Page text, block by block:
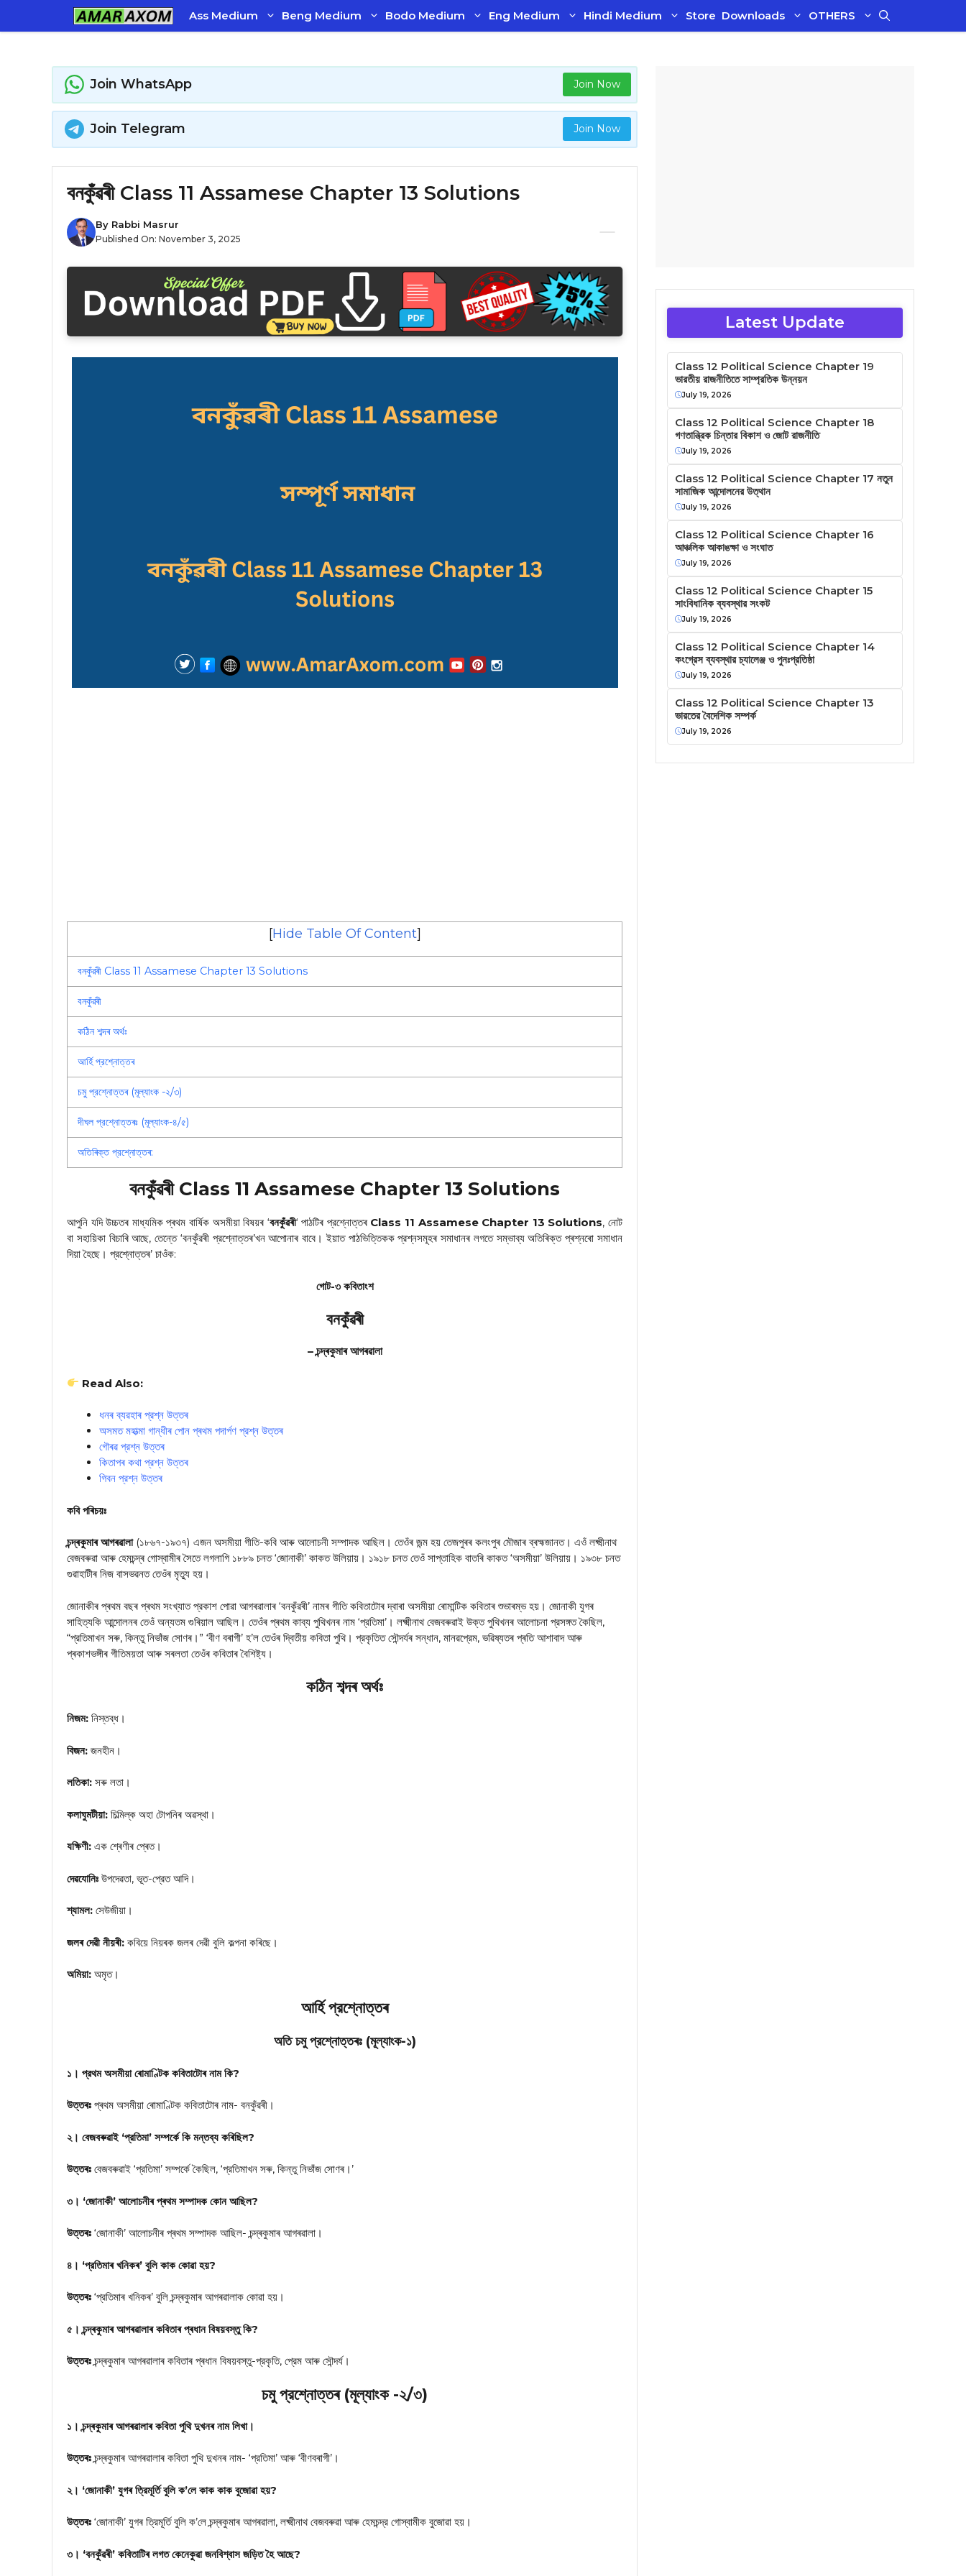
Ass Medium Beng Medium Bodo Medium Eng Medium Hindi Medium Store Downloads OTHERS
Join WhatsApp Join Now
Join Telegram Join Now
বনকুঁৱৰী Class 11 Assamese Chapter 13 Solutions
By Rabbi Masrur
Published On: November 3, 2025
[Hide Table Of Content]
বনকুঁৱৰী Class 11 Assamese Chapter 13 Solutions
বনকুঁৱৰী
কঠিন শব্দৰ অৰ্থঃ
আৰ্হি প্রশ্নোত্তৰ
চমু প্রশ্নোত্তৰ (মূল্যাংক -২/৩)
দীঘল প্রশ্নোত্তৰঃ (মূল্যাংক-৪/৫)
অতিৰিক্ত প্রশ্নোত্তৰ:
বনকুঁৱৰী Class 11 Assamese Chapter 13 Solutions
আপুনি যদি উচ্চতৰ মাধ্যমিক প্ৰথম বাৰ্ষিক অসমীয়া বিষয়ৰ ‘বনকুঁৱৰী‘ পাঠটিৰ প্রশ্নোত্তৰ Class 11 Assamese Chapter 13 Solutions, নোট
বা সহায়িকা বিচাৰি আছে, তেন্তে ‘বনকুঁৱৰী প্রশ্নোত্তৰ’খন আপোনাৰ বাবে। ইয়াত পাঠভিত্তিকক প্রশ্নসমূহৰ সমাধানৰ লগতে সম্ভাব্য অতিৰিক্ত প্ৰশ্নৰো সমাধান
দিয়া হৈছে। প্রশ্নোত্তৰ’ চাওঁক:
গোট-৩ কবিতাংশ
বনকুঁৱৰী
– চন্দ্ৰকুমাৰ আগৰৱালা
Read Also:
ধনৰ ব্যৱহাৰ প্রশ্ন উত্তৰ
অসমত মহাত্মা গান্ধীৰ পোন প্ৰথম পদাৰ্পণ প্রশ্ন উত্তৰ
গৌৰৱ প্রশ্ন উত্তৰ
কিতাপৰ কথা প্রশ্ন উত্তৰ
গিবন প্রশ্ন উত্তৰ
কবি পৰিচয়ঃ
চন্দ্ৰকুমাৰ আগৰৱালা(১৮৬৭-১৯৩৭) এজন অসমীয়া গীতি-কবি আৰু আলোচনী সম্পাদক আছিল। তেওঁৰ জন্ম হয় তেজপুৰৰ কলংপুৰ মৌজাৰ ব্ৰহ্মজানত। এওঁ লক্ষ্মীনাথ
বেজবৰুৱা আৰু হেমচন্দ্ৰ গোস্বামীৰ সৈতে লগলাগি ১৮৮৯ চনত ‘জোনাকী’ কাকত উলিয়ায়। ১৯১৮ চনত তেওঁ সাপ্তাহিক বাতৰি কাকত ‘অসমীয়া’ উলিয়ায়। ১৯৩৮ চনত
গুৱাহাটীৰ নিজ বাসভৱনত তেওঁৰ মৃত্যু হয়।
জোনাকীৰ প্ৰথম বছৰ প্ৰথম সংখ্যাত প্রকাশ পোৱা আগৰৱালাৰ ‘বনকুঁৱৰী’ নামৰ গীতি কবিতাটোৰ দ্বাৰা অসমীয়া ৰোমান্টিক কবিতাৰ শুভাৰম্ভ হয়। জোনাকী যুগৰ
সাহিত্যকি আন্দোলনৰ তেওঁ অন্যতম গুৰিয়াল আছিল। তেওঁৰ প্ৰথম কাব্য পুথিখনৰ নাম ‘প্রতিমা’। লক্ষ্মীনাথ বেজবৰুৱাই উক্ত পুথিখনৰ আলোচনা প্রসঙ্গত কৈছিল,
“প্রতিমাখন সৰু, কিন্তু নিভাঁজ সোণৰ।” ‘বীণ বৰাগী’ হ’ল তেওঁৰ দ্বিতীয় কবিতা পুথি। প্রকৃতিত সৌন্দৰ্যৰ সন্ধান, মানৱপ্রেম, ভৱিষ্যতৰ প্ৰতি আশাবাদ আৰু
প্ৰকাশভঙ্গীৰ গীতিময়তা আৰু সৰলতা তেওঁৰ কবিতাৰ বৈশিষ্ট্য।
কঠিন শব্দৰ অৰ্থঃ
নিজম: নিস্তব্ধ।
বিজন: জনহীন।
লতিকা: সৰু লতা।
কলাঘুমটীয়া: চিল্মিল্ক অহা টোপনিৰ অৱস্থা।
যক্ষিণী: এক শ্ৰেণীৰ প্ৰেত।
দেৱযোনিঃ উপদেৱতা, ভূত-প্রেত আদি।
শ্যামল: সেউজীয়া।
জলৰ দেৱী নীয়ৰী: কবিয়ে নিয়ৰক জলৰ দেৱী বুলি কল্পনা কৰিছে।
অমিয়া: অমৃত।
আৰ্হি প্রশ্নোত্তৰ
অতি চমু প্রশ্নোত্তৰঃ (মূল্যাংক-১)
১। প্রথম অসমীয়া ৰোমাণ্টিক কবিতাটোৰ নাম কি?
উত্তৰঃ প্ৰথম অসমীয়া ৰোমাণ্টিক কবিতাটোৰ নাম- বনকুঁৱৰী।
২। বেজবৰুৱাই ‘প্রতিমা’ সম্পর্কে কি মন্তব্য কৰিছিল?
উত্তৰঃ বেজবৰুৱাই ‘প্রতিমা’ সম্পর্কে কৈছিল, ‘প্রতিমাখন সৰু, কিন্তু নিভাঁজ সোণৰ।’
৩। ‘জোনাকী’ আলোচনীৰ প্ৰথম সম্পাদক কোন আছিল?
উত্তৰঃ ‘জোনাকী’ আলোচনীৰ প্ৰথম সম্পাদক আছিল- চন্দ্ৰকুমাৰ আগৰৱালা।
৪। ‘প্রতিমাৰ খনিকৰ’ বুলি কাক কোৱা হয়?
উত্তৰঃ ‘প্রতিমাৰ খনিকৰ’ বুলি চন্দ্ৰকুমাৰ আগৰৱালাক কোৱা হয়।
৫। চন্দ্ৰকুমাৰ আগৰৱালাৰ কবিতাৰ প্ৰধান বিষয়বস্তু কি?
উত্তৰঃচন্দ্ৰকুমাৰ আগৰৱালাৰ কবিতাৰ প্ৰধান বিষয়বস্তু-প্রকৃতি, প্রেম আৰু সৌন্দর্য।
চমু প্রশ্নোত্তৰ (মূল্যাংক -২/৩)
১। চন্দ্ৰকুমাৰ আগৰৱালাৰ কবিতা পুথি দুখনৰ নাম লিখা।
উত্তৰঃচন্দ্ৰকুমাৰ আগৰৱালাৰ কবিতা পুথি দুখনৰ নাম- ‘প্রতিমা’ আৰু ‘বীণবৰাগী’।
২। ‘জোনাকী’ যুগৰ ত্রিমূর্তি বুলি ক’লে কাক কাক বুজোৱা হয়?
উত্তৰঃ ‘জোনাকী’ যুগৰ ত্রিমূর্তি বুলি ক’লে চন্দ্ৰকুমাৰ আগৰৱালা, লক্ষ্মীনাথ বেজবৰুৱা আৰু হেমচন্দ্র গোস্বামীক বুজোৱা হয়।
৩। ‘বনকুঁৱৰী’ কবিতাটিৰ লগত কেনেকুৱা জনবিশ্বাস জড়িত হৈ আছে?
Latest Update
Class 12 Political Science Chapter 19
ভারতীয় রাজনীতিতে সাম্প্রতিক উন্নয়ন
July 19, 2026
Class 12 Political Science Chapter 18
গণতান্ত্রিক চিন্তার বিকাশ ও জোট রাজনীতি
July 19, 2026
Class 12 Political Science Chapter 17 নতুন
সামাজিক আন্দোলনের উত্থান
July 19, 2026
Class 12 Political Science Chapter 16
আঞ্চলিক আকাঙক্ষা ও সংঘাত
July 19, 2026
Class 12 Political Science Chapter 15
সাংবিধানিক ব্যবস্থার সংকট
July 19, 2026
Class 12 Political Science Chapter 14
কংগ্রেস ব্যবস্থার চ্যালেঞ্জ ও পুনঃপ্রতিষ্ঠা
July 19, 2026
Class 12 Political Science Chapter 13
ভারতের বৈদেশিক সম্পর্ক
July 19, 2026